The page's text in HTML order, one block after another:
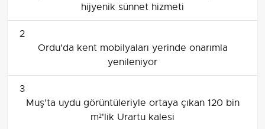
hijyenik sünnet hizmeti
2
Ordu'da kent mobilyaları yerinde onarımla
yenileniyor
3
Muş’ta uydu görüntüleriyle ortaya çıkan 120 bin
m²'lik Urartu kalesi